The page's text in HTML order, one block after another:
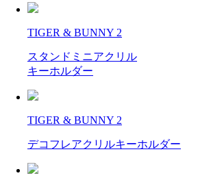
TIGER & BUNNY 2
スタンドミニアクリル
キーホルダー
TIGER & BUNNY 2
デコフレアクリルキーホルダー